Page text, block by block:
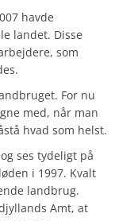
havde
landet. Disse
som
For nu
med, når man
hvad som helst.
ses tydeligt på
i 1997. Kvalt
landbrug.
Amt, at